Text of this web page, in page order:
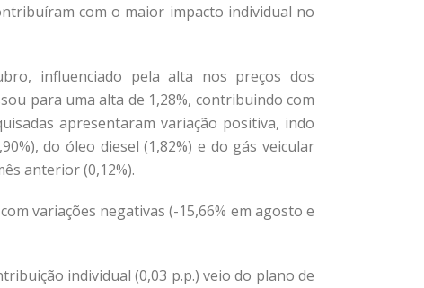
com o maior impacto individual no
influenciado pela alta nos preços dos
para uma alta de 1,28%, contribuindo com
apresentaram variação positiva, indo
do óleo diesel (1,82%) e do gás veicular
anterior (0,12%).
variações negativas (-15,66% em agosto e
individual (0,03 p.p.) veio do plano de